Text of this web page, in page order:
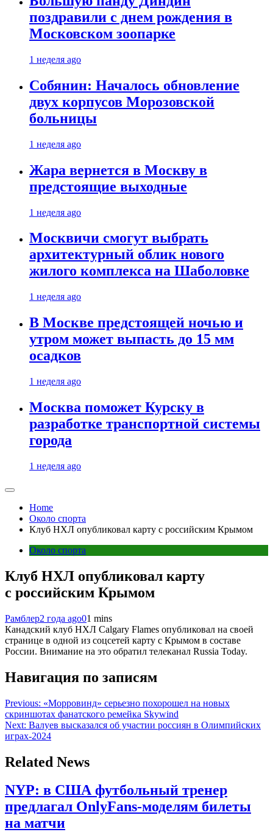
поздравили с днем рождения в
Московском зоопарке
1 неделя ago
Собянин: Началось обновление
двух корпусов Морозовской
больницы
1 неделя ago
Жара вернется в Москву в
предстоящие выходные
1 неделя ago
Москвичи смогут выбрать
архитектурный облик нового
жилого комплекса на Шаболовке
1 неделя ago
В Москве предстоящей ночью и
утром может выпасть до 15 мм
осадков
1 неделя ago
Москва поможет Курску в
разработке транспортной системы
города
1 неделя ago
Home
Около спорта
Клуб НХЛ опубликовал карту с российским Крымом
Около спорта
Клуб НХЛ опубликовал карту
с российским Крымом
Рамблер2 года ago01 mins
Канадский клуб НХЛ Calgary Flames опубликовал на своей
странице в одной из соцсетей карту с Крымом в составе
России. Внимание на это обратил телеканал Russia Today.
Навигация по записям
Previous: «Морровинд» серьезно похорошел на новых
скриншотах фанатского ремейка Skywind
Next: Валуев высказался об участии россиян в Олимпийских
играх-2024
Related News
NYP: в США футбольный тренер
предлагал OnlyFans-моделям билеты
на матчи